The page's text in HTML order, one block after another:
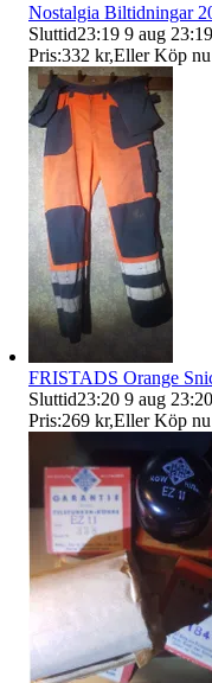
Nostalgia Biltidningar
Sluttid23:19 9 aug 23:19
Pris:332 kr,Eller Köp nu
FRISTADS Orange
Sluttid23:20 9 aug 23:20
Pris:269 kr,Eller Köp nu